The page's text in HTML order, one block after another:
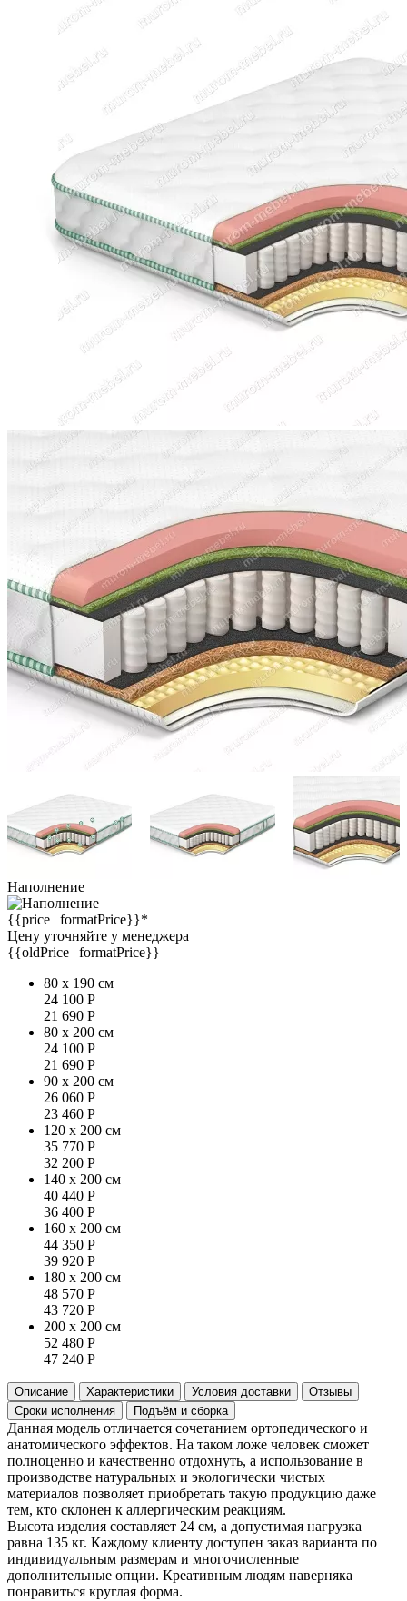
Наполнение
{{price | formatPrice}}*
Цену уточняйте у менеджера
{{oldPrice | formatPrice}}
80 x 190 см
24 100 Р
21 690 Р
80 x 200 см
24 100 Р
21 690 Р
90 x 200 см
26 060 Р
23 460 Р
120 x 200 см
35 770 Р
32 200 Р
140 x 200 см
40 440 Р
36 400 Р
160 x 200 см
44 350 Р
39 920 Р
180 x 200 см
48 570 Р
43 720 Р
200 x 200 см
52 480 Р
47 240 Р
Описание Характеристики Условия доставки
Отзывы
Сроки исполнения
Подъём и сборка
Данная модель отличается сочетанием ортопедического и
анатомического эффектов. На таком ложе человек сможет
полноценно и качественно отдохнуть, а использование в
производстве натуральных и экологически чистых
материалов позволяет приобретать такую продукцию даже
тем, кто склонен к аллергическим реакциям.
Высота изделия составляет 24 см, а допустимая нагрузка
равна 135 кг. Каждому клиенту доступен заказ варианта по
индивидуальным размерам и многочисленные
дополнительные опции. Креативным людям наверняка
понравиться круглая форма.